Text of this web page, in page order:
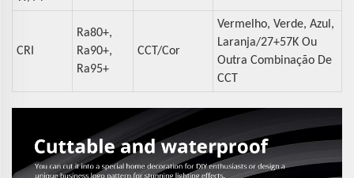
CRI
Ra80+,
Ra90+,
Ra95+
CCT/Cor
Vermelho, Verde, Azul,
Laranja/27+57K Ou
Outra Combinação De
CCT